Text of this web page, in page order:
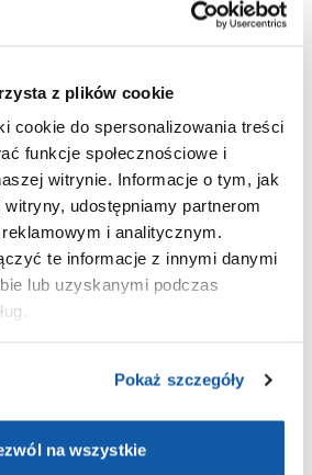
z plików cookie
cookie do spersonalizowania treści
funkcje społecznościowe i
witrynie. Informacje o tym, jak
udostępniamy partnerom
i analitycznym.
te informacje z innymi danymi
lub uzyskanymi podczas
Pokaż szczegóły
na wszystkie
funkcjonowaniu organizmu, co jest
stężeń konkretnych substancji (np.
składników komórkowych krwi lub
genetycznego patogenów. Wyniki
być zinterpretowane przez lekarza w
klinicznych i historii medycznej
przygotowania, na
na czczo lub odstawienia niektórych